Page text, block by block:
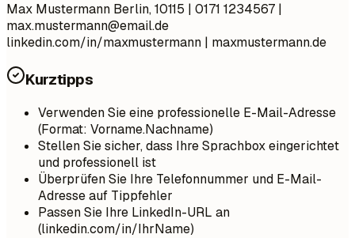
Max Mustermann Berlin, 10115 | 0171 1234567 |
max.mustermann@email.de
linkedin.com/in/maxmustermann | maxmustermann.de
Kurztipps
Verwenden Sie eine professionelle E-Mail-Adresse
(Format: Vorname.Nachname)
Stellen Sie sicher, dass Ihre Sprachbox eingerichtet
und professionell ist
Überprüfen Sie Ihre Telefonnummer und E-Mail-
Adresse auf Tippfehler
Passen Sie Ihre LinkedIn-URL an
(linkedin.com/in/IhrName)